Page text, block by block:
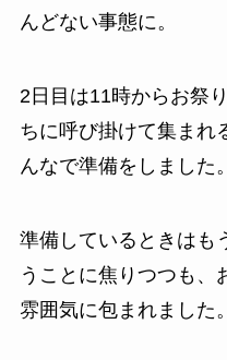
んどない事態に。
2日目は11時からお祭
ちに呼び掛けて集まれ
んなで準備をしました。
準備しているときはも
うことに焦りつつも、
雰囲気に包まれました。